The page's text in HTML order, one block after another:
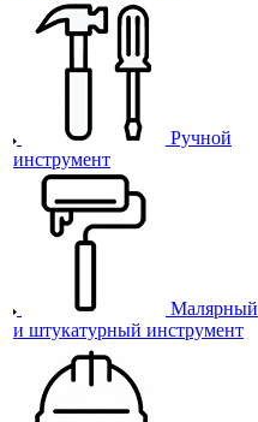
Ручной
инструмент
Малярный
и штукатурный инструмент